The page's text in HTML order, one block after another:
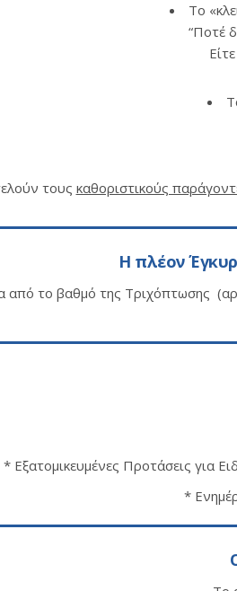
Το
“Ποτέ
τους καθοριστικούς
Η πλέον
από το βαθμό της Τριχόπτωσης
* Εξατομικευμένες Προτάσεις για
*